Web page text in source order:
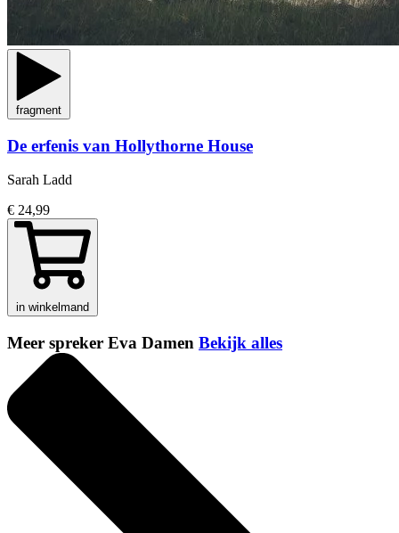
fragment
De erfenis van Hollythorne House
Sarah Ladd
€ 24,99
in winkelmand
Meer spreker Eva Damen Bekijk alles